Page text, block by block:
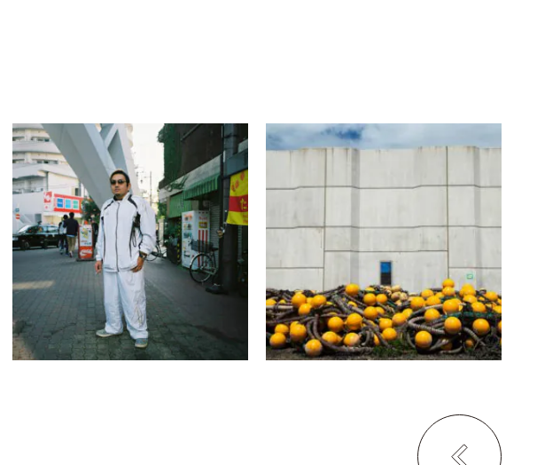
Photo Circle SKIP
SKIP 07 －MIRRORS OR
WINDOWS ?－
京都写真美術館ギャラリー・ジャパ
ネスク2F
谷口 能隆
「防潮堤の窓」 ～ What
windows of the seawall
for Tsunami ? ～
GALLERY 35 KYOTO KAMANZA